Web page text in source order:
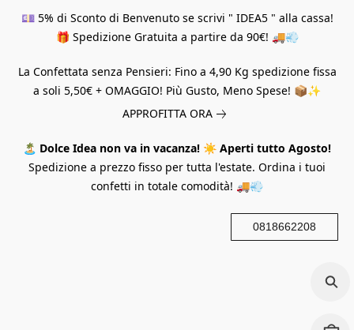
💷 5% di Sconto di Benvenuto se scrivi " IDEA5 " alla cassa!
🎁 Spedizione Gratuita a partire da 90€! 🚚💨
La Confettata senza Pensieri: Fino a 4,90 Kg spedizione fissa
a soli 5,50€ + OMAGGIO! Più Gusto, Meno Spese! 📦✨
APPROFITTA ORA
🏝️ Dolce Idea non va in vacanza! ☀️ Aperti tutto Agosto!
Spedizione a prezzo fisso per tutta l'estate. Ordina i tuoi
confetti in totale comodità! 🚚💨
0818662208